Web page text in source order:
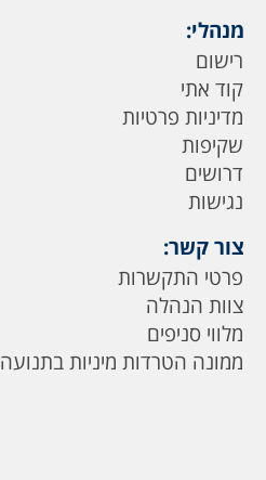
מנהלי:
רישום
קוד אתי
מדיניות פרטיות
שקיפות
דרושים
נגישות
צור קשר:
פרטי התקשרות
צוות הנהלה
מלווי סניפים
ממונה הטרדות מיניות בתנועה